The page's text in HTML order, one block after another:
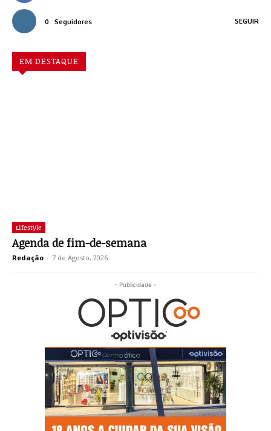
0 Seguidores SEGUIR
EM DESTAQUE
Lifestyle
Agenda de fim-de-semana
Redação - 7 de Agosto, 2026
- Publicidade -